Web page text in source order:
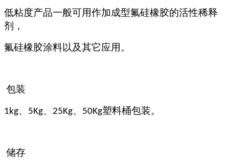
低粘度产品一般可用作加成型氟硅橡胶的活性稀释
剂，
氟硅橡胶涂料以及其它应用。
包装
1kg、5Kg、 25Kg、 50Kg塑料桶包装。
储存